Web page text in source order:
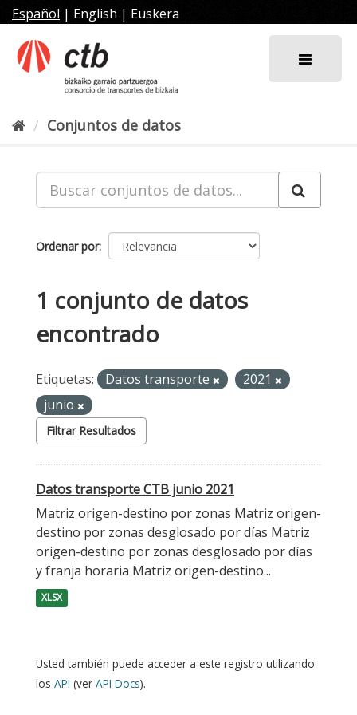
al
contenido
Español | English | Euskera
Conjuntos de datos
Ordenar por
1 conjunto de datos
encontrado
Etiquetas: Datos transporte
2021
junio
Filtrar Resultados
Datos transporte CTB junio 2021
Matriz origen-destino por zonas Matriz origen-
destino por zonas desglosado por días Matriz
origen-destino por zonas desglosado por días
y franja horaria Matriz origen-destino...
XLSX
Usted también puede acceder a este registro utilizando
los API (ver API Docs).